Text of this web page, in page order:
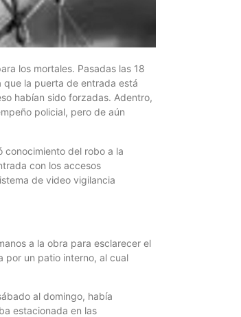
los mortales. Pasadas las 18
que la puerta de entrada está
habían sido forzadas. Adentro,
policial, pero de aún
conocimiento del robo a la
con los accesos
de video vigilancia
a la obra para esclarecer el
por un patio interno, al cual
al domingo, había
estacionada en las